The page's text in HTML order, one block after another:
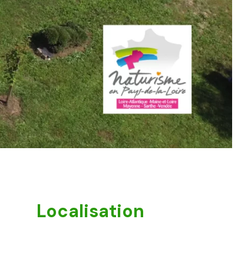
Localisation